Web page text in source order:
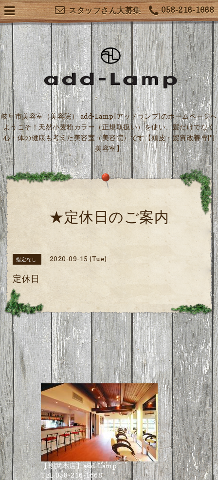
058-216-1668
スタッフさん大募集
岐阜市美容室（美容院） add-Lamp[アッドランプ]のホームページへ
ようこそ！天然小麦粉カラー（正規取扱い）を使い、髪だけでなく
心・体の健康も考えた美容室（美容院）です【頭皮・髪質改善専門
美容室】
★定休日のご案内
指定なし 2020-09-15 (Tue)
定休日
【則武本店】add-Lamp
TEL 058-216-1668